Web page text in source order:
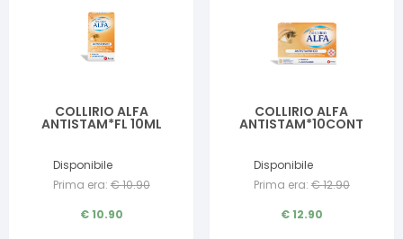
COLLIRIO ALFA
ANTISTAM*FL 10ML
Disponibile
Prima era: €10.90
€10.90
COLLIRIO ALFA
ANTISTAM*10CONT
Disponibile
Prima era: €12.90
€12.90